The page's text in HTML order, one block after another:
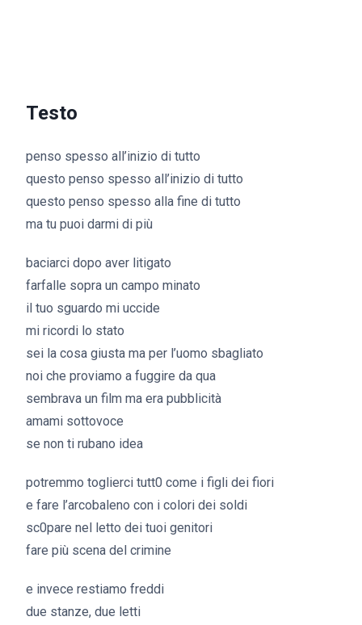
Testo
penso spesso all’inizio di tutto
questo penso spesso all’inizio di tutto
questo penso spesso alla fine di tutto
ma tu puoi darmi di più
baciarci dopo aver litigato
farfalle sopra un campo minato
il tuo sguardo mi uccide
mi ricordi lo stato
sei la cosa giusta ma per l’uomo sbagliato
noi che proviamo a fuggire da qua
sembrava un film ma era pubblicità
amami sottovoce
se non ti rubano idea
potremmo toglierci tutt0 come i figli dei fiori
e fare l’arcobaleno con i colori dei soldi
sc0pare nel letto dei tuoi genitori
fare più scena del crimine
e invece restiamo freddi
due stanze, due letti